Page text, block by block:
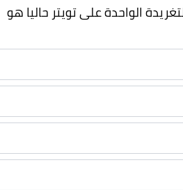
الواحدة على تويتر حاليا هو